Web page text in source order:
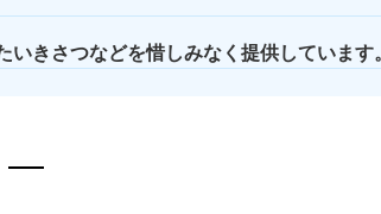
きさつなどを惜しみなく提供しています